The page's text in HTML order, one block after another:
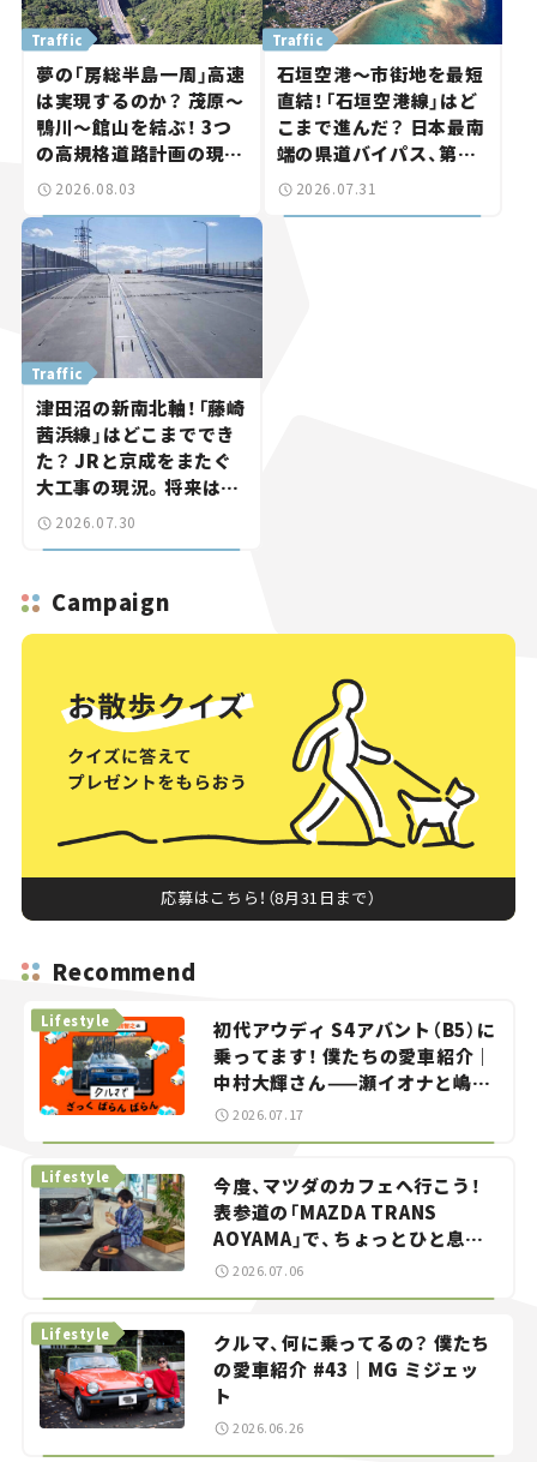
Traffic
夢の「房総半島一周」高速
は実現するのか？ 茂原～
鴨川～館山を結ぶ！ 3つ
の高規格道路計画の現
状。「館山鴨川道路」で検
路計画】
2026.08.03
Traffic
石垣空港～市街地を最短
直結！「石垣空港線」はど
こまで進んだ？ 日本最南
端の県道バイパス、第2
工区も延伸開通 【いま気
2026.07.31
Traffic
津田沼の新南北軸！「藤崎
茜浜線」はどこまででき
た？ JRと京成をまたぐ
大工事の現況。将来は
「習志野～鎌ケ谷」を最短
2026.07.30
Campaign
応募はこちら！（8月31日まで）
Recommend
初代アウディ S4アバント（B5）に
乗ってます！ 僕たちの愛車紹介｜
中村大輝さん——瀬イオナと嶋田
智之の「クルマでざっくばらんば
Lifestyle
2026.07.17
今度、マツダのカフェへ行こう！
表参道の「MAZDA TRANS
AOYAMA」で、ちょっとひと息。
——連載｜CCGとクルマでどうす
る？＜第13回＞
Lifestyle
2026.07.06
クルマ、何に乗ってるの？ 僕たち
の愛車紹介 #43｜MG ミジェッ
ト
Lifestyle
2026.06.26